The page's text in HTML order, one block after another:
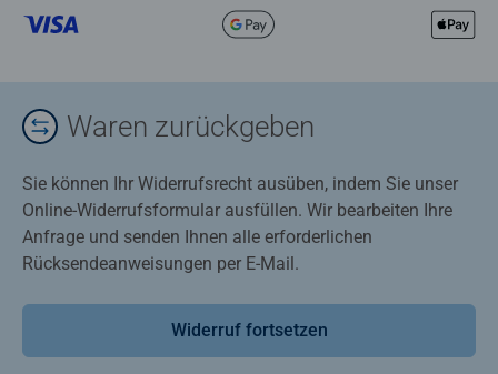
Waren zurückgeben
Sie können Ihr Widerrufsrecht ausüben, indem Sie unser
Online-Widerrufsformular ausfüllen. Wir bearbeiten Ihre
Anfrage und senden Ihnen alle erforderlichen
Rücksendeanweisungen per E-Mail.
Widerruf fortsetzen